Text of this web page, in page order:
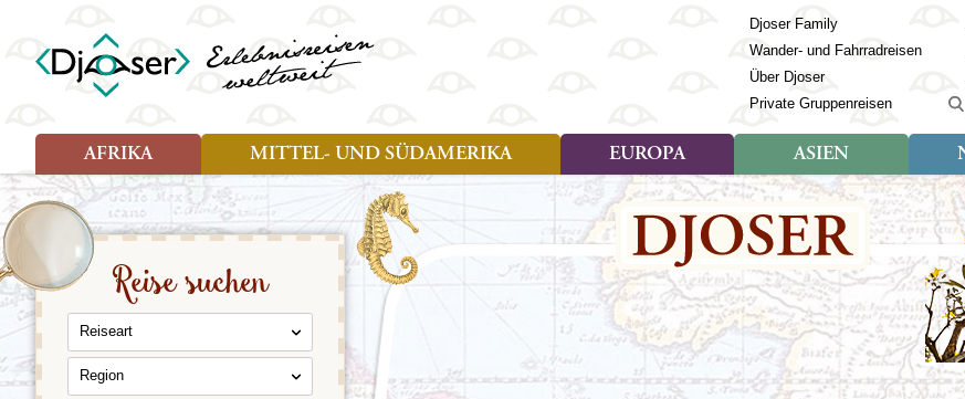
Djoser Family
Wander- und Fahrradreisen
Über Djoser
Private Gruppenreisen
AFRIKA
Art der Reise
Djoser Reisen (8)
Djoser Family (5)
Ägypten
Botswana
Eswatini (Swasiland)
Kenia
Lesotho
Madagaskar
Marokko
MITTEL- UND SÜDAMERIKA
Art der Reise
Djoser Reisen (13)
Djoser Family (8)
Wander- und Fahrradreisen
(1)
Argentinien
Bolivien
Französisch Guayana
Guatemala
EUROPA
Art der Reise
Djoser Reisen (9)
Djoser Family (3)
Wander- und Fahrradreisen
(6)
Länder
Albanien
Andorra
Armenien
Aserbaidschan
Azoren
Balkan
Baltikum
Bosnien & Herzegowina
ASIEN
Art der Reise
Djoser Reisen (23)
Djoser Family (12)
Wander- und Fahrradreisen
(1)
Art
Reise suchen
Reiseart
Region